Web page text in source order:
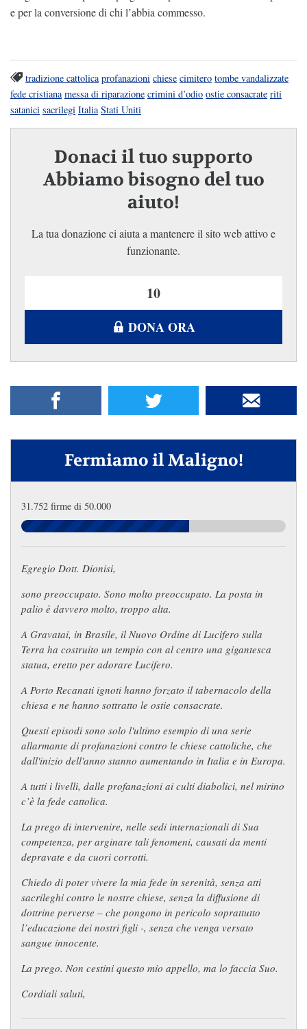
e per la conversione di chi l’abbia commesso.
tradizione cattolica profanazioni chiese cimitero tombe vandalizzate
fede cristiana messa di riparazione crimini d’odio ostie consacrate riti
satanici sacrilegi Italia Stati Uniti
Donaci il tuo supporto
Abbiamo bisogno del tuo
aiuto!
La tua donazione ci aiuta a mantenere il sito web attivo e
funzionante.
DONA ORA
Fermiamo il Maligno!
31.752 firme di 50.000
Egregio Dott. Dionisi,
sono preoccupato. Sono molto preoccupato. La posta in
palio è davvero molto, troppo alta.
A Gravatai, in Brasile, il Nuovo Ordine di Lucifero sulla
Terra ha costruito un tempio con al centro una gigantesca
statua, eretto per adorare Lucifero.
A Porto Recanati ignoti hanno forzato il tabernacolo della
chiesa e ne hanno sottratto le ostie consacrate.
Questi episodi sono solo l'ultimo esempio di una serie
allarmante di profanazioni contro le chiese cattoliche, che
dall'inizio dell'anno stanno aumentando in Italia e in Europa.
A tutti i livelli, dalle profanazioni ai culti diabolici, nel mirino
c’è la fede cattolica.
La prego di intervenire, nelle sedi internazionali di Sua
competenza, per arginare tali fenomeni, causati da menti
depravate e da cuori corrotti.
Chiedo di poter vivere la mia fede in serenità, senza atti
sacrileghi contro le nostre chiese, senza la diffusione di
dottrine perverse – che pongono in pericolo soprattutto
l’educazione dei nostri figli -, senza che venga versato
sangue innocente.
La prego. Non cestini questo mio appello, ma lo faccia Suo.
Cordiali saluti,